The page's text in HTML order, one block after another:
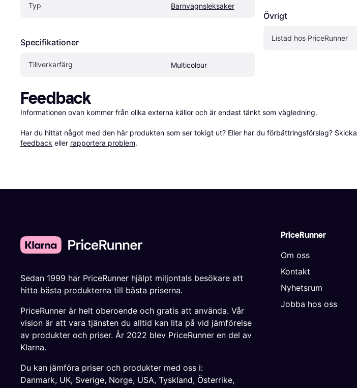
Typ Barnvagnsleksaker
Specifikationer
Tillverkarfärg Multicolour
Övrigt
Listad hos PriceRunner
Feedback
Informationen ovan kommer från olika externa källor och är endast tänkt som vägledning.
Har du hittat något med den här produkten som ser tokigt ut? Eller har du förbättringsförslag? Skicka
feedback eller rapportera problem.
PriceRunner
Om oss
Kontakt
Nyhetsrum
Jobba hos oss
Sedan 1999 har PriceRunner hjälpt miljontals besökare att
hitta bästa produkterna till bästa priserna.
PriceRunner är helt oberoende och gratis att använda. Vår
vision är att vara tjänsten du alltid kan lita på vid jämförelse
av produkter och priser. År 2022 blev PriceRunner en del av
Klarna.
Du kan jämföra priser och produkter med oss i:
Danmark, UK, Sverige, Norge, USA, Tyskland, Österrike,